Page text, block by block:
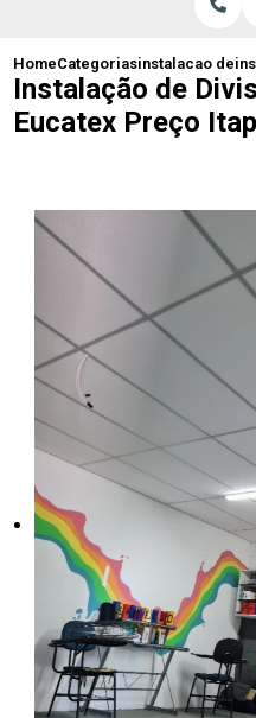
HomeCategoriasinstalacao de
Instalação de
Eucatex Preço